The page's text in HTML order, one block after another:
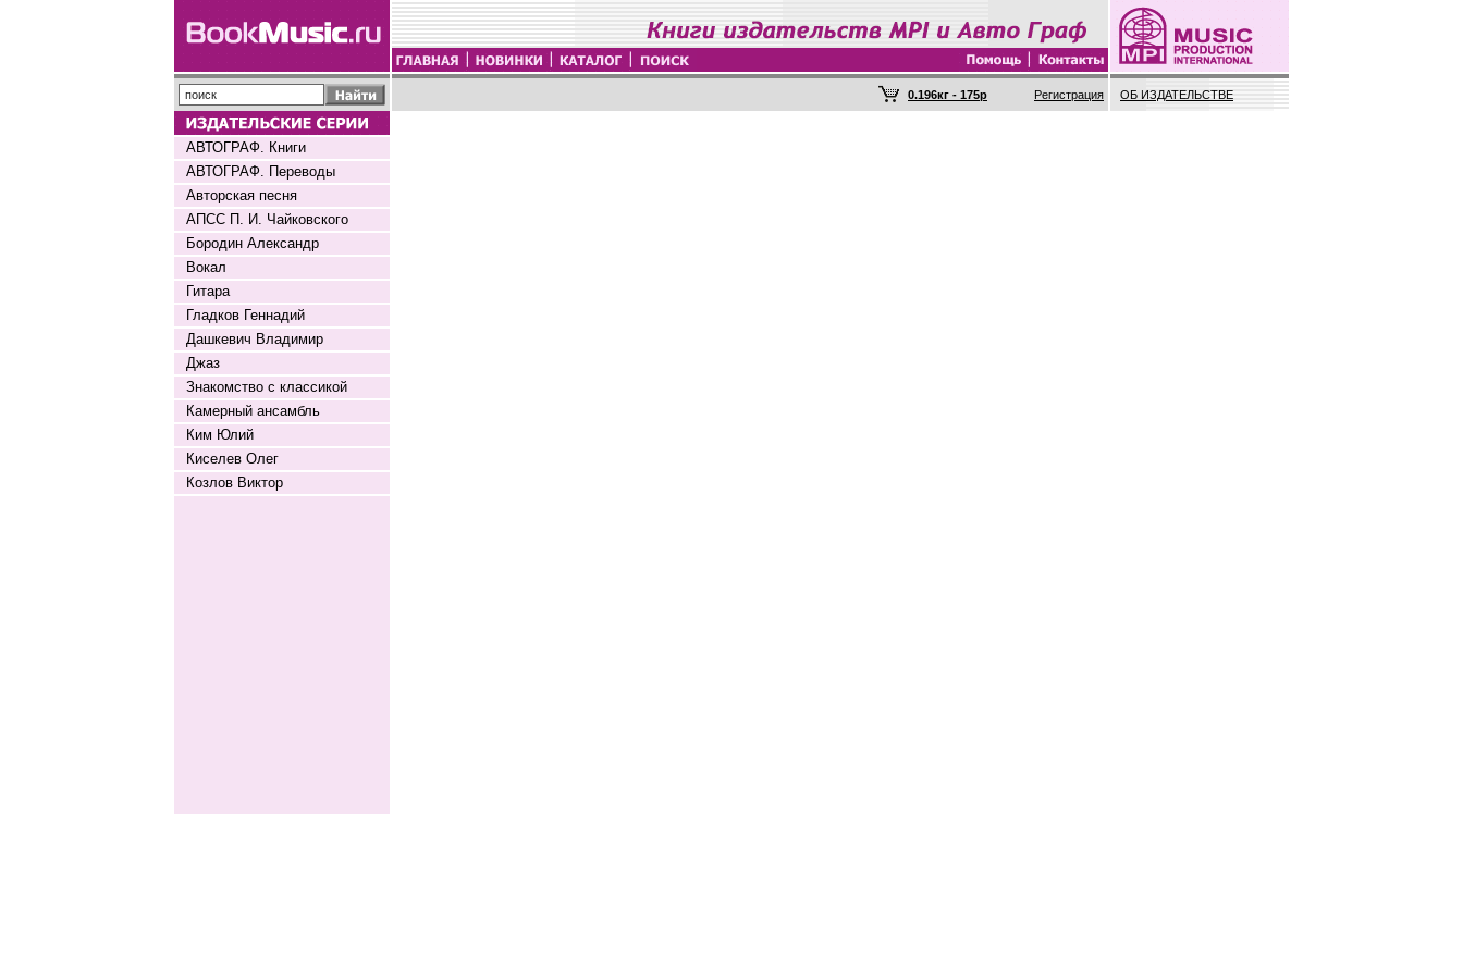
Регистрация ОБ ИЗДАТЕЛЬСТВЕ
АВТОГРАФ. Книги
АВТОГРАФ. Переводы
Авторская песня
АПСС П. И. Чайковского
Бородин Александр
Вокал
Гитара
Гладков Геннадий
Дашкевич Владимир
Джаз
Знакомство с классикой
Камерный ансамбль
Ким Юлий
Киселев Олег
Козлов Виктор